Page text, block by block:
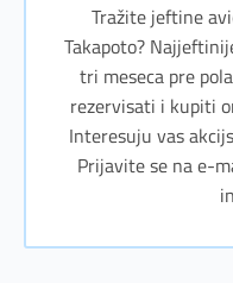
Tražite jeftine
Takapoto?
tri meseca pre
rezervisati i kupiti
Interesuju vas
Prijavite se na e-